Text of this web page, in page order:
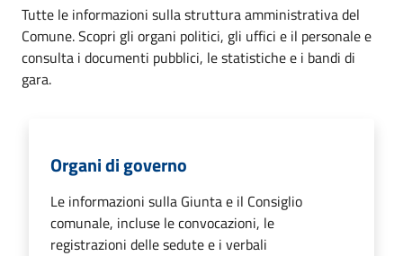
Tutte le informazioni sulla struttura amministrativa del
Comune. Scopri gli organi politici, gli uffici e il personale e
consulta i documenti pubblici, le statistiche e i bandi di
gara.
Organi di governo
Le informazioni sulla Giunta e il Consiglio
comunale, incluse le convocazioni, le
registrazioni delle sedute e i verbali